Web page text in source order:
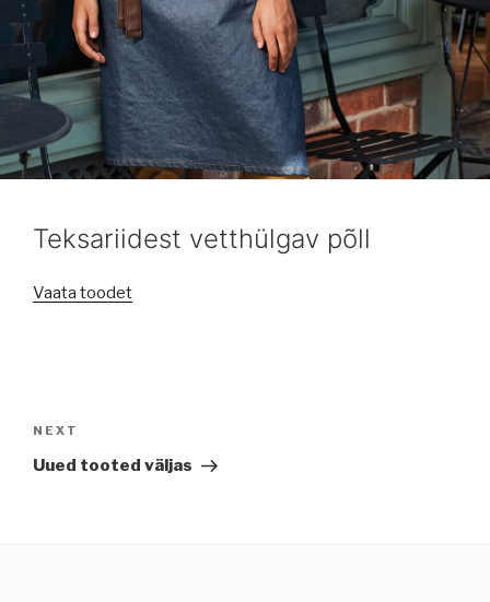
Teksariidest vetthülgav põll
Vaata toodet
Next
Post
NEXT
Uued tooted väljas